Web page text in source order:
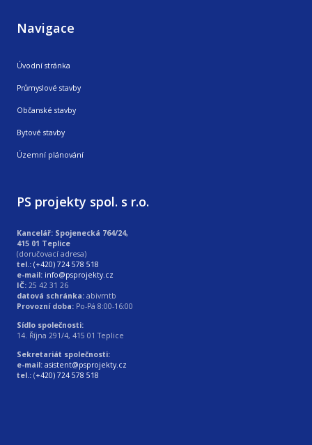
Navigace
Úvodní stránka
Průmyslové stavby
Občanské stavby
Bytové stavby
Územní plánování
PS projekty spol. s r.o.
Kancelář: Spojenecká 764/24,
415 01 Teplice
(doručovací adresa)
tel.: (+420) 724 578 518
e-mail: info@psprojekty.cz
IČ: 25 42 31 26
datová schránka: abivmtb
Provozní doba: Po-Pá 8:00-16:00
Sídlo společnosti:
14. Října 291/4, 415 01 Teplice
Sekretariát společnosti:
e-mail: asistent@psprojekty.cz
tel.: (+420) 724 578 518